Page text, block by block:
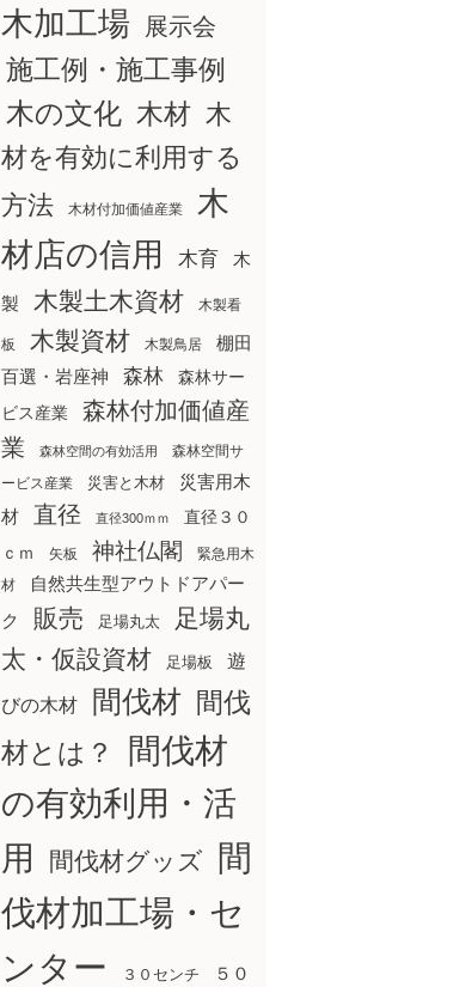
木加工場
展示会
施工例・施工事例
木の文化 木材 木
材を有効に利用する
方法
木材付加価値産業
木
材店の信用
木育 木
製 木製土木資材 木製看
板 木製資材 木製鳥居
棚田
百選・岩座神
森林
森林サー
ビス産業
森林付加価値産
業
森林空間の有効活用
森林空間サ
ービス産業
災害と木材
災害用木
材
直径 直径300ｍｍ
直径３０
ｃｍ
矢板 神社仏閣
緊急用木
材
自然共生型アウトドアパー
ク
販売 足場丸太
足場丸
太・仮設資材
足場板 遊
びの木材 間伐材 間伐
材とは？
間伐材
の有効利用・活
用
間伐材グッズ
間
伐材加工場・セ
ンター
３０センチ ５０